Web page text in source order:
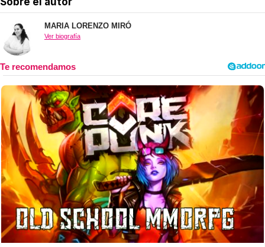
MARIA LORENZO MIRÓ
Ver biografía